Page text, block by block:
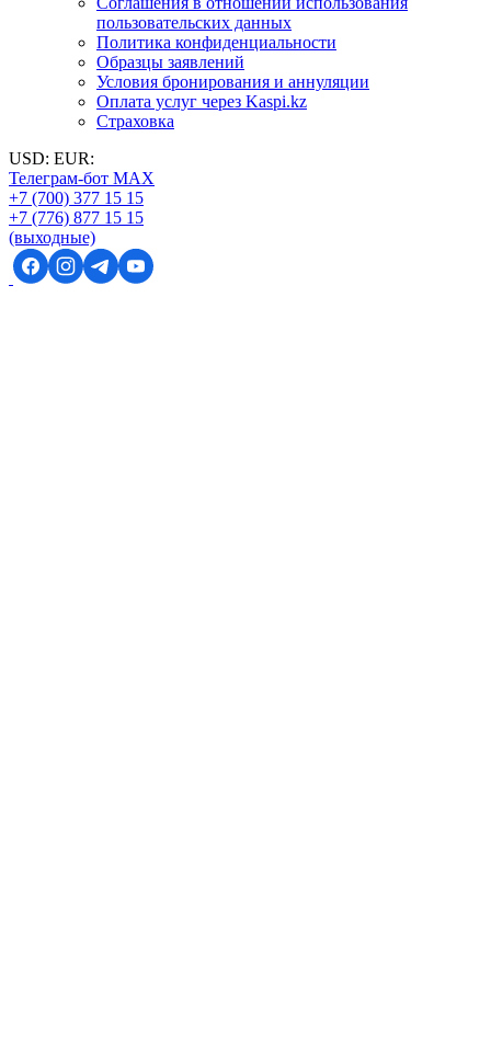
пользовательских данных
Политика конфиденциальности
Образцы заявлений
Условия бронирования и аннуляции
Оплата услуг через Kaspi.kz
Страховка
USD: EUR:
Телеграм-бот MAX
+7 (700) 377 15 15
+7 (776) 877 15 15
(выходные)